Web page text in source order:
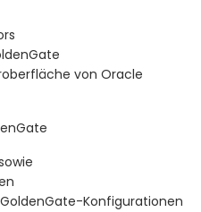
von Oracle
Konfigurationen